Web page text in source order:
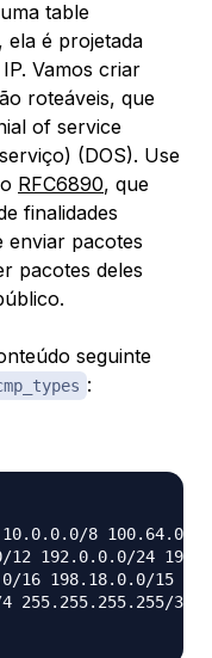
table
ela é projetada
Vamos criar
roteáveis, que
of service
(DOS). Use
RFC6890, que
finalidades
enviar pacotes
pacotes deles
seguinte
:
8
12 192.0.0.0/24
16 198.18.0.0/15
255.255.255.255/32 }